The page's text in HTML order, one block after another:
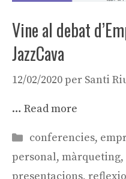
Vine al debat
JazzCava
12/02/2020per Santi
… Read more
Categories
conferencies,
personal, màrqueting,